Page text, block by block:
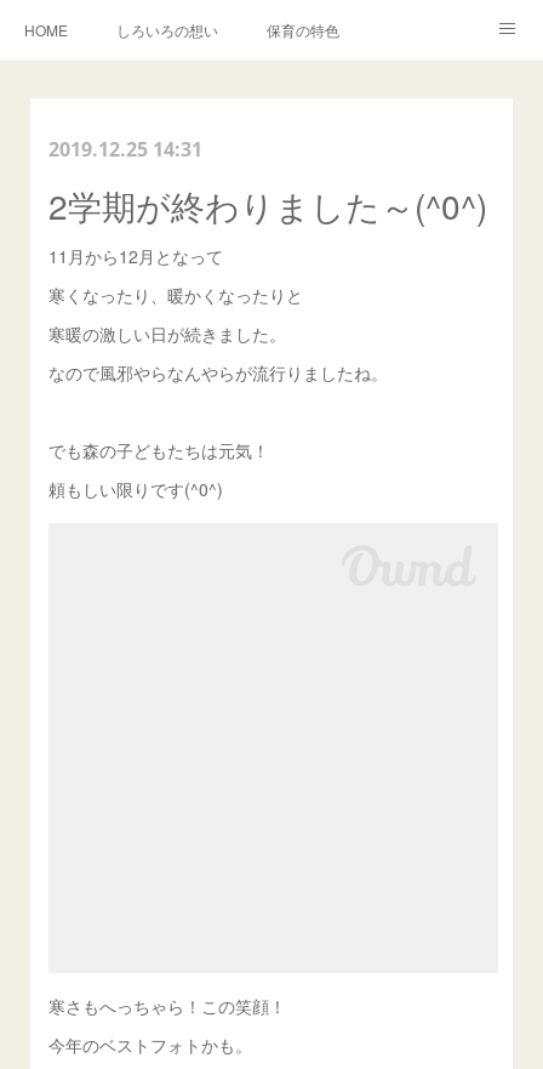
HOME しろいろの想い 保育の特色
BLOG 卒園児の声
2019.12.25 14:31
2学期が終わりました～(^0^)
11月から12月となって
寒くなったり、暖かくなったりと
寒暖の激しい日が続きました。
なので風邪やらなんやらが流行りましたね。
でも森の子どもたちは元気！
頼もしい限りです(^0^)
寒さもへっちゃら！この笑顔！
今年のベストフォトかも。